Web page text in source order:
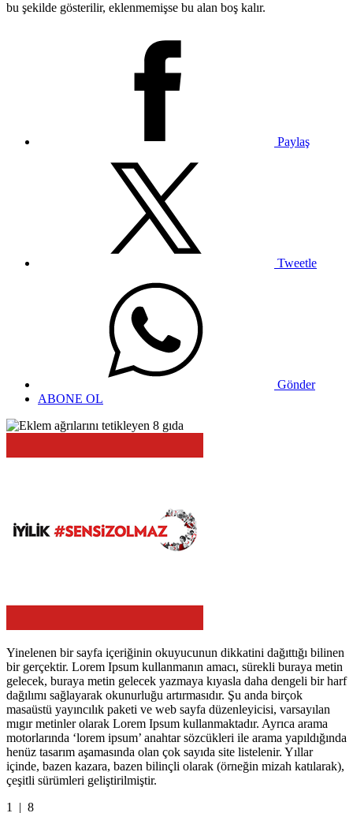
bu şekilde gösterilir, eklenmemişse bu alan boş kalır.
Paylaş
Tweetle
Gönder
ABONE OL
Yinelenen bir sayfa içeriğinin okuyucunun dikkatini dağıttığı bilinen
bir gerçektir. Lorem Ipsum kullanmanın amacı, sürekli buraya metin
gelecek, buraya metin gelecek yazmaya kıyasla daha dengeli bir harf
dağılımı sağlayarak okunurluğu artırmasıdır. Şu anda birçok
masaüstü yayıncılık paketi ve web sayfa düzenleyicisi, varsayılan
mıgır metinler olarak Lorem Ipsum kullanmaktadır. Ayrıca arama
motorlarında ‘lorem ipsum’ anahtar sözcükleri ile arama yapıldığında
henüz tasarım aşamasında olan çok sayıda site listelenir. Yıllar
içinde, bazen kazara, bazen bilinçli olarak (örneğin mizah katılarak),
çeşitli sürümleri geliştirilmiştir.
1
| 8